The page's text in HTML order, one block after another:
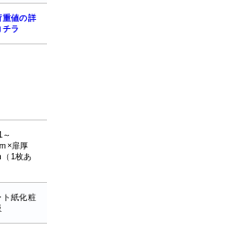
重値の詳
チラ
扉厚
1枚あ
ト紙化粧